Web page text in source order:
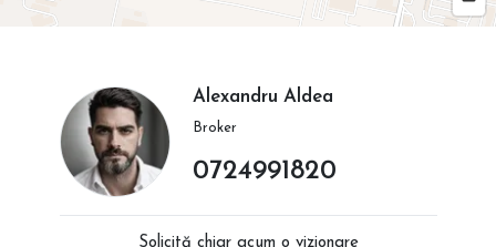
Alexandru Aldea
Broker
0724991820
Solicită chiar acum o vizionare